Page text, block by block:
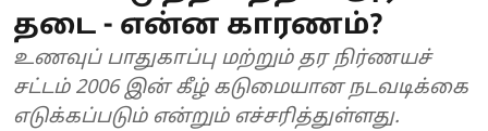
தடை - என்ன காரணம்?
உணவுப் பாதுகாப்பு மற்றும் தர நிர்ணயச்
சட்டம் 2006 இன் கீழ் கடுமையான நடவடிக்கை
எடுக்கப்படும் என்றும் எச்சரித்துள்ளது.